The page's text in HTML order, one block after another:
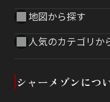
地図から探す
人気のカテゴリか
シャーメゾンにつ